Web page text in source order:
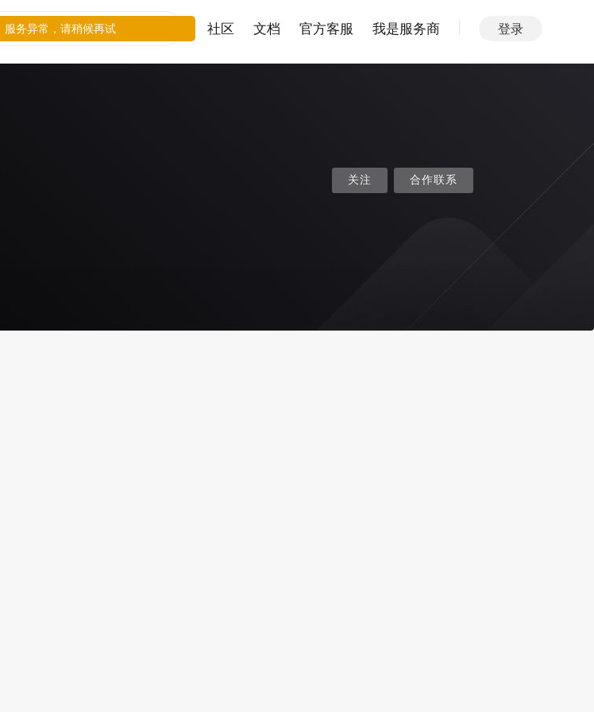
社区 文档 官方客服 我是服务商 登录
关注 合作联系
服务异常，请稍候再试